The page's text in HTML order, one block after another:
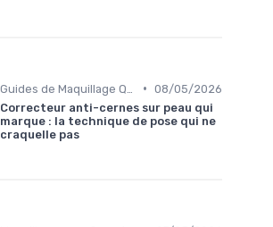
• 08/05/2026
Correcteur anti-cernes sur peau qui
marque : la technique de pose qui ne
craquelle pas